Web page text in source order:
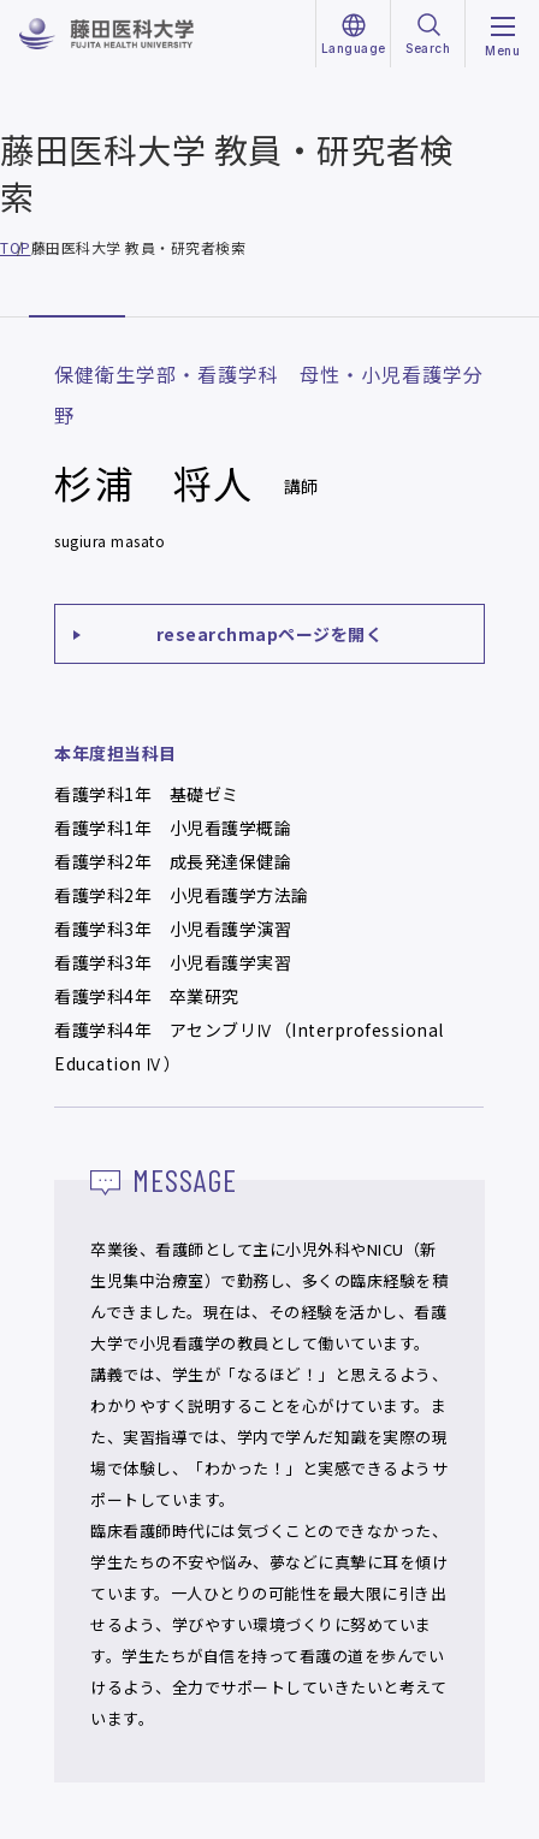
Language Search Menu
藤田医科大学 教員・研究者検
索
TOP藤田医科大学 教員・研究者検索
保健衛生学部・看護学科 母性・小児看護学分
野
杉浦 将人 講師
sugiura masato
researchmapページを開く
本年度担当科目
看護学科1年 基礎ゼミ
看護学科1年 小児看護学概論
看護学科2年 成長発達保健論
看護学科2年 小児看護学方法論
看護学科3年 小児看護学演習
看護学科3年 小児看護学実習
看護学科4年 卒業研究
看護学科4年 アセンブリⅣ（Interprofessional
Education Ⅳ）
MESSAGE
卒業後、看護師として主に小児外科やNICU（新
生児集中治療室）で勤務し、多くの臨床経験を積
んできました。現在は、その経験を活かし、看護
大学で小児看護学の教員として働いています。
講義では、学生が「なるほど！」と思えるよう、
わかりやすく説明することを心がけています。ま
た、実習指導では、学内で学んだ知識を実際の現
場で体験し、「わかった！」と実感できるようサ
ポートしています。
臨床看護師時代には気づくことのできなかった、
学生たちの不安や悩み、夢などに真摯に耳を傾け
ています。一人ひとりの可能性を最大限に引き出
せるよう、学びやすい環境づくりに努めていま
す。学生たちが自信を持って看護の道を歩んでい
けるよう、全力でサポートしていきたいと考えて
います。